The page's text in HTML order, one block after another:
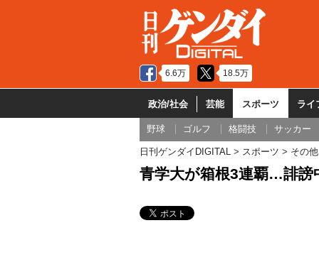
6.6万 18.5万
政治/社会 芸能 スポーツ ライ
野球 ゴルフ 格闘技 サッカー
日刊ゲンダイDIGITAL スポーツ その
青学大が箱根3連覇…誹謗